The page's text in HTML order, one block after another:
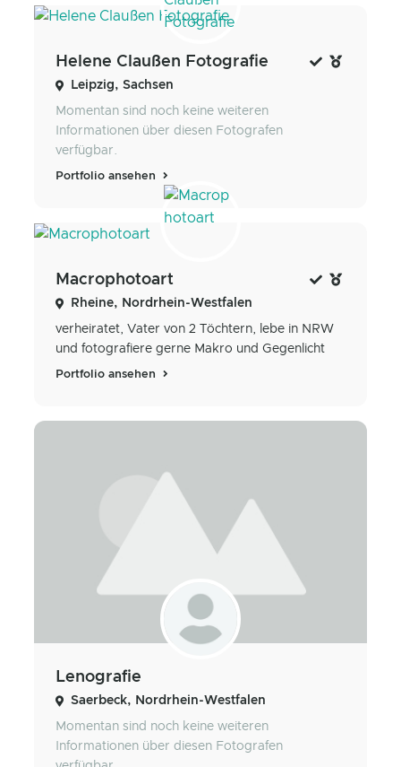
Helene Claußen Fotografie
Leipzig, Sachsen
Momentan sind noch keine weiteren
Informationen über diesen Fotografen
verfügbar.
Portfolio ansehen
Macrophotoart
Rheine, Nordrhein-Westfalen
verheiratet, Vater von 2 Töchtern, lebe in NRW
und fotografiere gerne Makro und Gegenlicht
Portfolio ansehen
Lenografie
Saerbeck, Nordrhein-Westfalen
Momentan sind noch keine weiteren
Informationen über diesen Fotografen